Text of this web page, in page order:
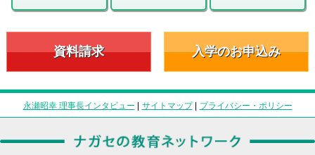
資料請求 入学のお申込み
永瀬昭幸 理事長インタビュー | サイトマップ| プライバシー・ポリシー